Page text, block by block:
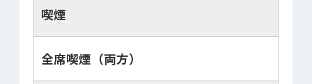
喫煙
全席喫煙（両方）